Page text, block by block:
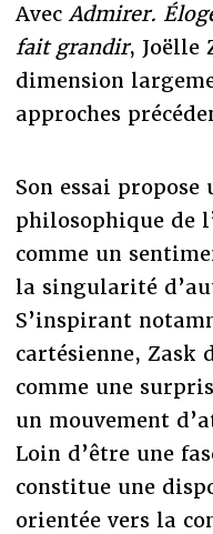
AvecAdmirer.
fait grandir, Joëlle
dimension
approches
Son essai
philosophique de
comme un
la singularité
S’inspirant
cartésienne, Zask
comme une
un mouvement
Loin d’être une
constitue une
orientée vers la